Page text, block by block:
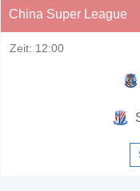
China Super League
Zeit: 12:00